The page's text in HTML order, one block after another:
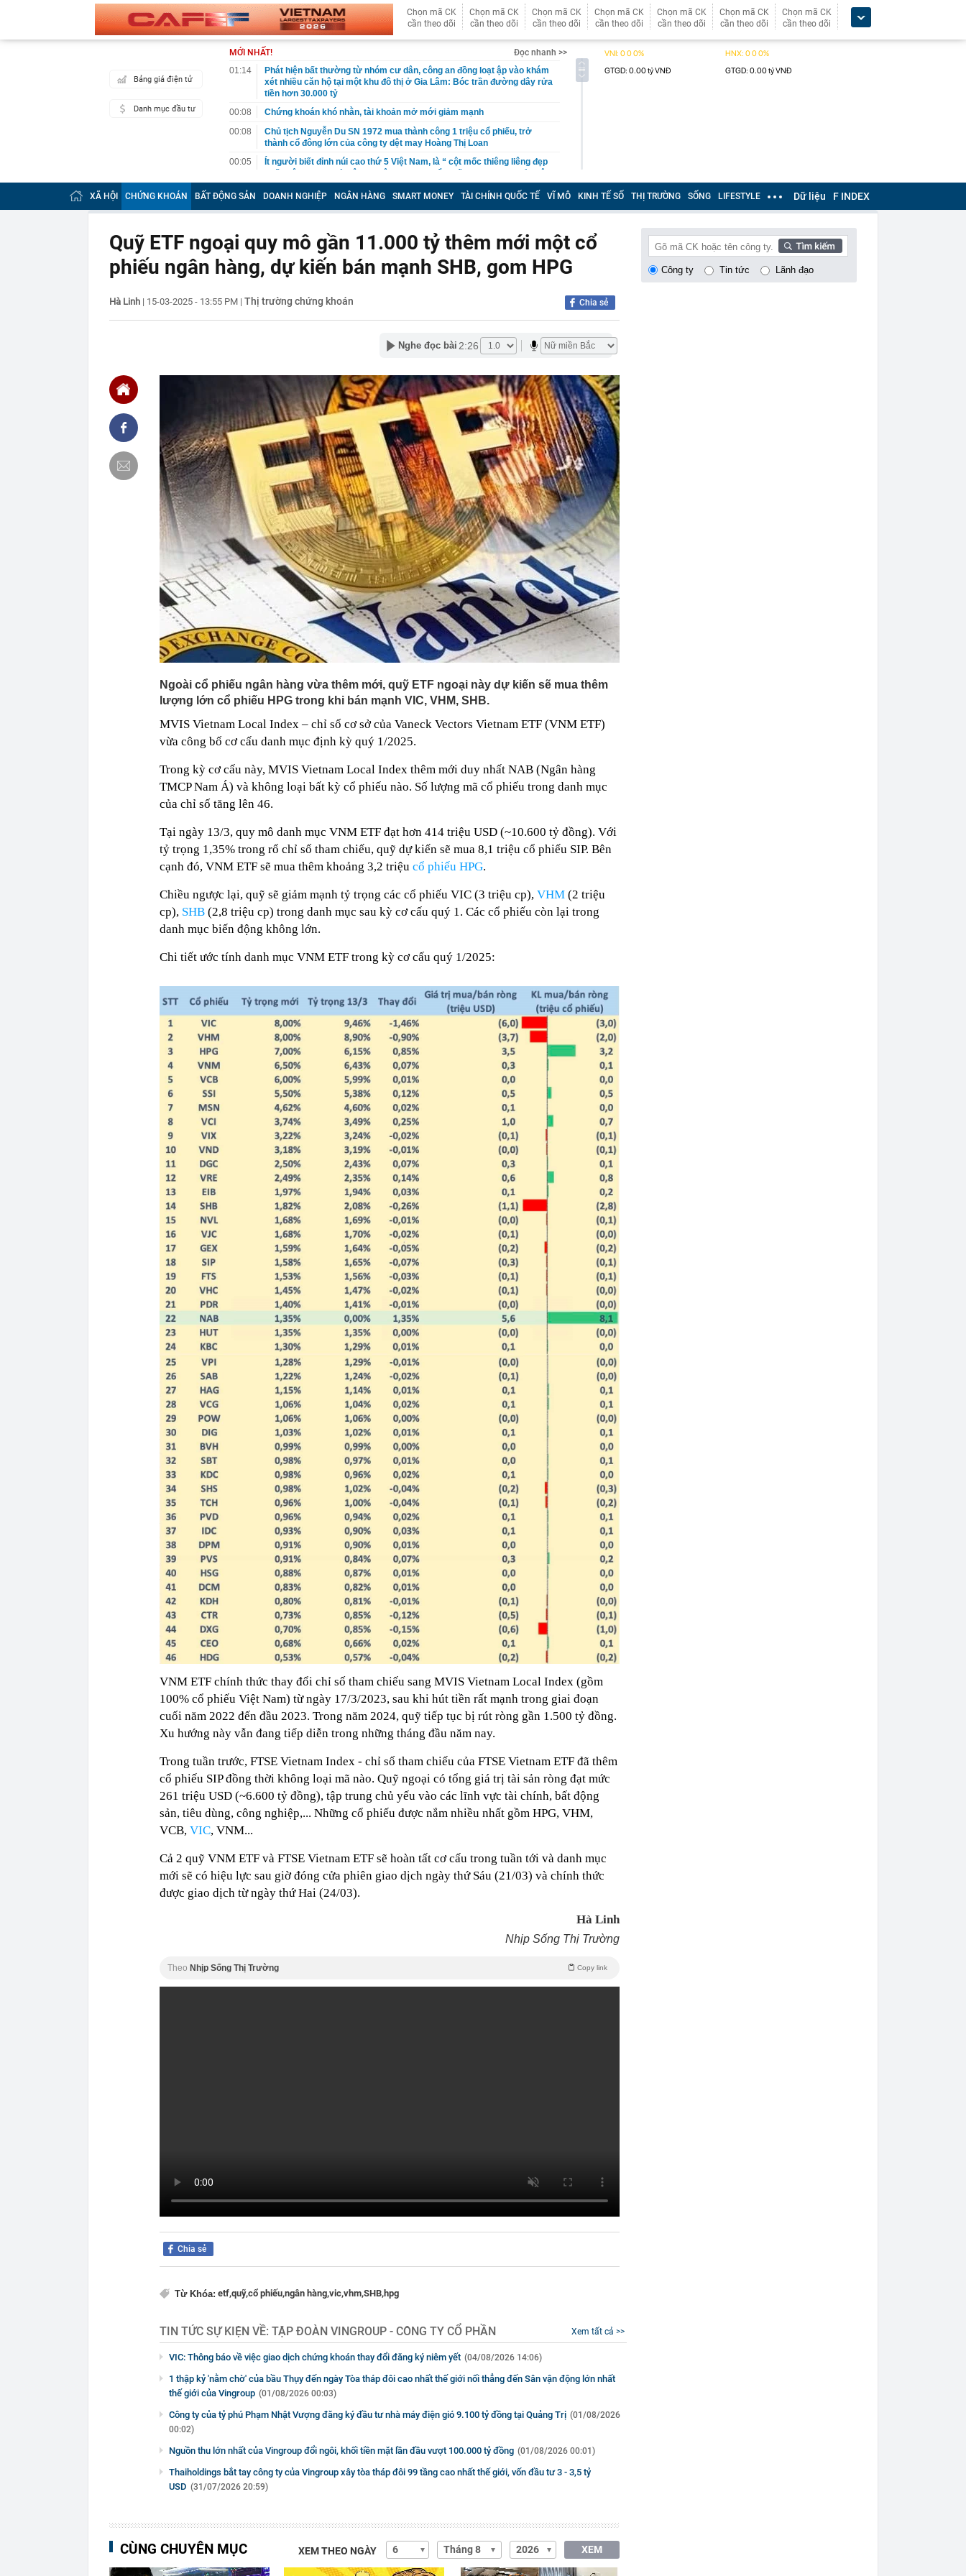
Chọn mã CK
cần theo dõi
Chọn mã CK
cần theo dõi
Chọn mã CK
cần theo dõi
Chọn mã CK
cần theo dõi
Chọn mã CK
cần theo dõi
Chọn mã CK
cần theo dõi
Chọn mã CK
cần theo dõi
Bảng giá điện tử
Danh mục đầu tư
MỚI NHẤT!
Đọc nhanh >>
01:14
Phát hiện bất thường từ nhóm cư dân, công an đồng loạt ập vào khám
xét nhiều căn hộ tại một khu đô thị ở Gia Lâm: Bóc trần đường dây rửa
tiền hơn 30.000 tỷ
00:08
Chứng khoán khó nhằn, tài khoản mở mới giảm mạnh
00:08
Chủ tịch Nguyễn Du SN 1972 mua thành công 1 triệu cổ phiếu, trở
thành cổ đông lớn của công ty dệt may Hoàng Thị Loan
00:05
Ít người biết đỉnh núi cao thứ 5 Việt Nam, là “ cột mốc thiêng liêng đẹp
trekking
Việt Nam có 1 hệ thống y khoa tư nhân sở hữu 14 bệnh viện, 2.900
giường bệnh, vừa được vinh danh "Hệ thống Y khoa tốt nhất Việt Nam
00:05
56 mã chứng khoán bị HoSE cắt margin trong tháng 8
00:03
Một doanh nghiệp Việt thu hơn 1 tỷ USD ở nước ngoài trong nửa đầu
năm 2026, lợi nhuận tăng hơn 120%
00:03
Chứng khoán Vietcap dự phóng VN-Index có thể chạm mốc 1.885 điểm
ngay trong tháng 8
Nắm trong tay Điện Máy Xanh, Bách Hóa Xanh, An Khang, vốn hóa
Khám xét ngôi nhà cổ, phát hiện 'kho báu' gồm 1.000 đồng tiền vàng và
5 thỏi vàng giấu trong nhiều ngăn bí mật - giá trị hơn 18 tỷ đồng
23:28
4 dấu hiệu nhận biết ngôi nhà có phong thuỷ không thuận lợi
23:12
Quốc gia có lượng khách đến Việt Nam đông nhất 7 tháng đầu năm,
vượt Hàn Quốc và Nga, gấp gần 6 lần Ấn Độ
23:01
Người bán trái cây tiết lộ: Khách thường chọn quả to, người trong
nghề lại kiểm tra 5 chi tiết này trước
23:00
Tiếp viên tàu cao tốc quỳ gối 1h an ủi khách: 7 năm sau ở khách sạn 5
sao nhiều hơn ở nhà, bay hạng thương gia
22:34
Cụ bà 70 tuổi có xương trẻ khỏe như phụ nữ 30, bác sĩ kinh ngạc khi
biết bí quyết
22:34
Ngôi nhà chứa đựng tâm huyết của NSND Tự Long
22:31
Giá vàng vượt 4.300 USD/ounce, chuyên gia dự báo đỉnh mới
Một doanh nghiệp dầu khí đem hơn 42.200 tỷ đồng gửi ngân hàng
Lời khuyên cho những người không rút điện ấm siêu tốc trước khi ngủ
XÃ HỘI CHỨNG KHOÁN BẤT ĐỘNG SẢN DOANH NGHIỆP NGÂN HÀNG SMART MONEY TÀI CHÍNH QUỐC TẾ VĨ MÔ KINH TẾ SỐ THỊ TRƯỜNG SỐNG LIFESTYLE Dữ liệu F INDEX
Quỹ ETF ngoại quy mô gần 11.000 tỷ thêm mới một cổ
phiếu ngân hàng, dự kiến bán mạnh SHB, gom HPG
Hà Linh | 15-03-2025 - 13:55 PM | Thị trường chứng khoán Chia sẻ
Nghe đọc bài 2:26
Ngoài cổ phiếu ngân hàng vừa thêm mới, quỹ ETF ngoại này dự kiến sẽ mua thêm
lượng lớn cổ phiếu HPG trong khi bán mạnh VIC, VHM, SHB.
MVIS Vietnam Local Index – chỉ số cơ sở của Vaneck Vectors Vietnam ETF (VNM ETF)
vừa công bố cơ cấu danh mục định kỳ quý 1/2025.
Trong kỳ cơ cấu này, MVIS Vietnam Local Index thêm mới duy nhất NAB (Ngân hàng
TMCP Nam Á) và không loại bất kỳ cổ phiếu nào. Số lượng mã cổ phiếu trong danh mục
của chỉ số tăng lên 46.
Tại ngày 13/3, quy mô danh mục VNM ETF đạt hơn 414 triệu USD (~10.600 tỷ đồng). Với
tỷ trọng 1,35% trong rổ chỉ số tham chiếu, quỹ dự kiến sẽ mua 8,1 triệu cổ phiếu SIP. Bên
cạnh đó, VNM ETF sẽ mua thêm khoảng 3,2 triệu cổ phiếu HPG.
Chiều ngược lại, quỹ sẽ giảm mạnh tỷ trọng các cổ phiếu VIC (3 triệu cp), VHM (2 triệu
cp), SHB (2,8 triệu cp) trong danh mục sau kỳ cơ cấu quý 1. Các cổ phiếu còn lại trong
danh mục biến động không lớn.
Chi tiết ước tính danh mục VNM ETF trong kỳ cơ cấu quý 1/2025:
VNM ETF chính thức thay đổi chỉ số tham chiếu sang MVIS Vietnam Local Index (gồm
100% cổ phiếu Việt Nam) từ ngày 17/3/2023, sau khi hút tiền rất mạnh trong giai đoạn
cuối năm 2022 đến đầu 2023. Trong năm 2024, quỹ tiếp tục bị rút ròng gần 1.500 tỷ đồng.
Xu hướng này vẫn đang tiếp diễn trong những tháng đầu năm nay.
Trong tuần trước, FTSE Vietnam Index - chỉ số tham chiếu của FTSE Vietnam ETF đã thêm
cổ phiếu SIP đồng thời không loại mã nào. Quỹ ngoại có tổng giá trị tài sản ròng đạt mức
261 triệu USD (~6.600 tỷ đồng), tập trung chủ yếu vào các lĩnh vực tài chính, bất động
sản, tiêu dùng, công nghiệp,... Những cổ phiếu được nắm nhiều nhất gồm HPG, VHM,
VCB, VIC, VNM...
Cả 2 quỹ VNM ETF và FTSE Vietnam ETF sẽ hoàn tất cơ cấu trong tuần tới và danh mục
mới sẽ có hiệu lực sau giờ đóng cửa phiên giao dịch ngày thứ Sáu (21/03) và chính thức
được giao dịch từ ngày thứ Hai (24/03).
Hà Linh
Nhịp Sống Thị Trường
Theo Nhịp Sống Thị Trường Copy link
Chia sẻ
Từ Khóa: etf,quỹ,cổ phiếu,ngân hàng,vic,vhm,SHB,hpg
TIN TỨC SỰ KIỆN VỀ: TẬP ĐOÀN VINGROUP - CÔNG TY CỔ PHẦN Xem tất cả >>
VIC: Thông báo về việc giao dịch chứng khoán thay đổi đăng ký niêm yết (04/08/2026 14:06)
1 thập kỷ 'nằm chờ' của bầu Thụy đến ngày Tòa tháp đôi cao nhất thế giới nối thẳng đến Sân vận động lớn nhất
thế giới của Vingroup (01/08/2026 00:03)
Công ty của tỷ phú Phạm Nhật Vượng đăng ký đầu tư nhà máy điện gió 9.100 tỷ đồng tại Quảng Trị (01/08/2026
00:02)
Nguồn thu lớn nhất của Vingroup đổi ngôi, khối tiền mặt lần đầu vượt 100.000 tỷ đồng (01/08/2026 00:01)
Thaiholdings bắt tay công ty của Vingroup xây tòa tháp đôi 99 tầng cao nhất thế giới, vốn đầu tư 3 - 3,5 tỷ
USD (31/07/2026 20:59)
CÙNG CHUYÊN MỤC XEM THEO NGÀY XEM
Công ty Tin tức Lãnh đạo